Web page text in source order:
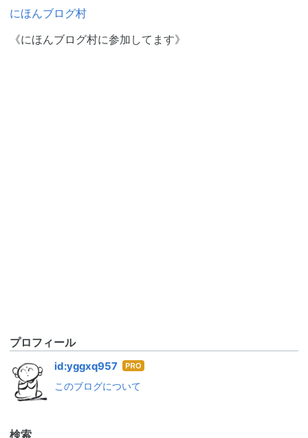
にほんブログ村
《にほんブログ村に参加してます》
プロフィール
id:yggxq957 はて
ログ
このブログについて
検索